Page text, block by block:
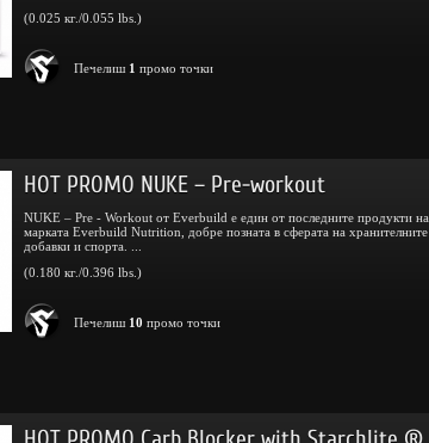
(0.025 кг./0.055 lbs.)
Печелиш 1 промо точки
HOT PROMO NUKE – Pre-workout
NUKE – Pre - Workout от Everbuild е един от последните продукти на
марката Everbuild Nutrition, добре позната в сферата на хранителните
добавки и спорта. ...
(0.180 кг./0.396 lbs.)
Печелиш 10 промо точки